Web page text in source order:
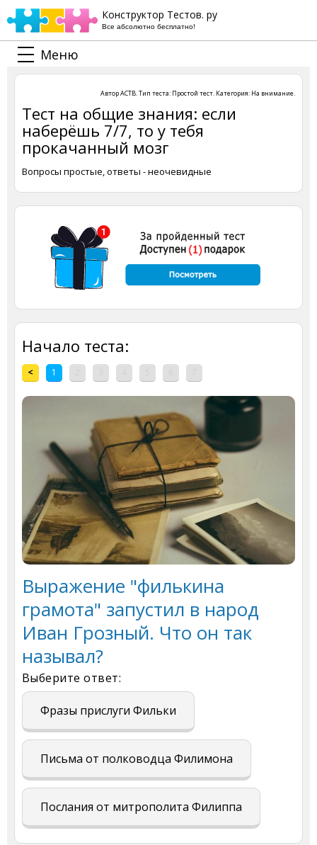
Конструктор Тестов. ру
Все абсолютно бесплатно!
Меню
АвторАСТВ. Тип теста: Простой тест. Категория: На внимание.
Тест на общие знания: если
наберёшь 7/7, то у тебя
прокачанный мозг
Вопросы простые, ответы - неочевидные
Начало теста:
< 1
Выражение "филькина
грамота" запустил в народ
Иван Грозный. Что он так
называл?
Выберите ответ:
Фразы прислуги Фильки
Письма от полководца Филимона
Послания от митрополита Филиппа